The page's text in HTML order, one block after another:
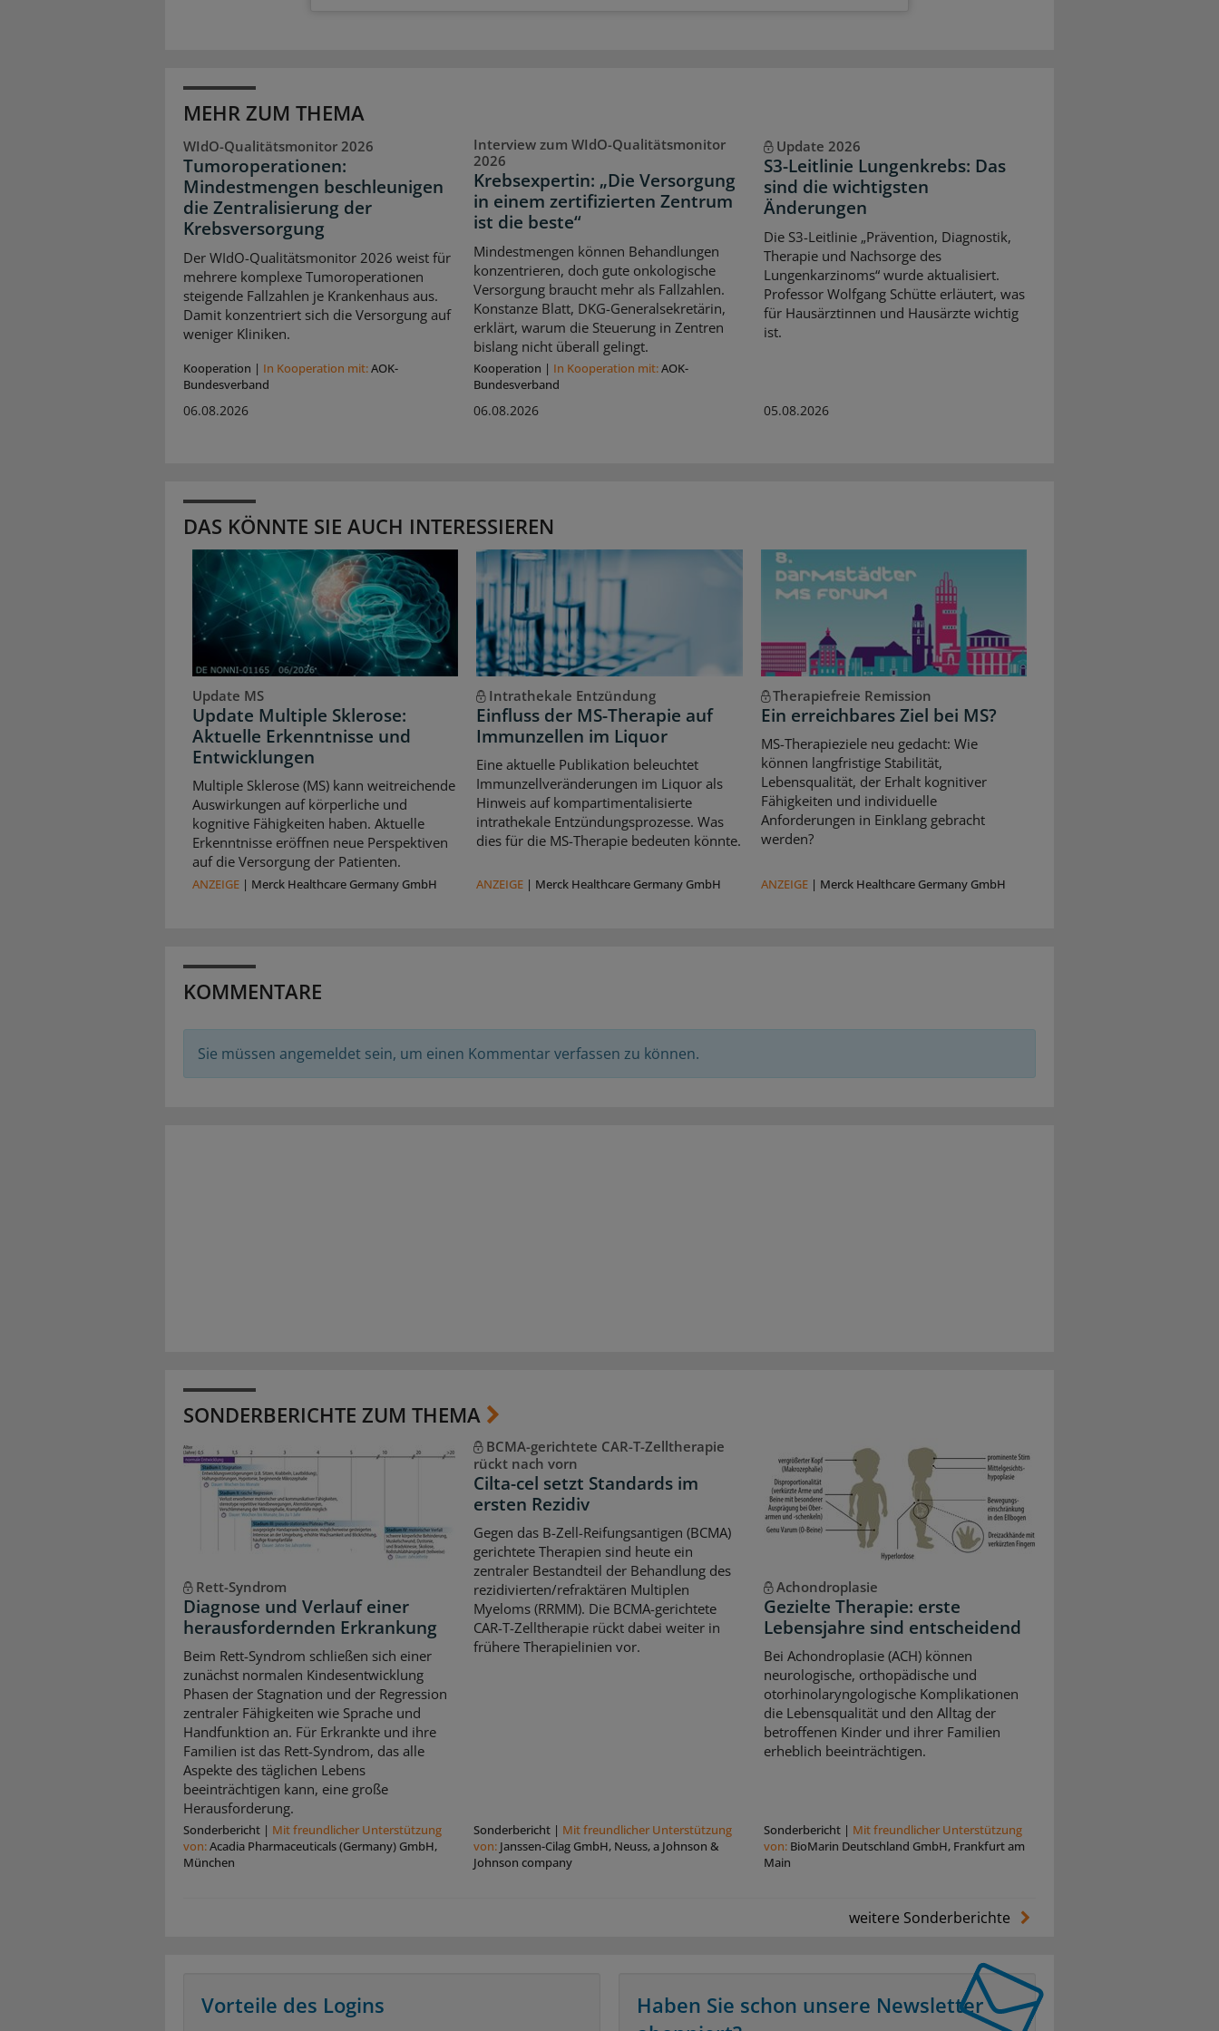
MEHR ZUM THEMA
WIdO-Qualitätsmonitor 2026
Tumoroperationen:
Mindestmengen beschleunigen
die Zentralisierung der
Krebsversorgung
Der WIdO-Qualitätsmonitor 2026 weist für
mehrere komplexe Tumoroperationen
steigende Fallzahlen je Krankenhaus aus.
Damit konzentriert sich die Versorgung auf
weniger Kliniken.
Kooperation | In Kooperation mit:AOK-
Bundesverband
06.08.2026
Interview zum WIdO-Qualitätsmonitor
2026
Krebsexpertin: „Die Versorgung
in einem zertifizierten Zentrum
ist die beste“
Mindestmengen können Behandlungen
konzentrieren, doch gute onkologische
Versorgung braucht mehr als Fallzahlen.
Konstanze Blatt, DKG-Generalsekretärin,
erklärt, warum die Steuerung in Zentren
bislang nicht überall gelingt.
Kooperation | In Kooperation mit:AOK-
Bundesverband
06.08.2026
Update 2026
S3-Leitlinie Lungenkrebs: Das
sind die wichtigsten
Änderungen
Die S3-Leitlinie „Prävention, Diagnostik,
Therapie und Nachsorge des
Lungenkarzinoms“ wurde aktualisiert.
Professor Wolfgang Schütte erläutert, was
für Hausärztinnen und Hausärzte wichtig
ist.
05.08.2026
DAS KÖNNTE SIE AUCH INTERESSIEREN
Update MS
Update Multiple Sklerose:
Aktuelle Erkenntnisse und
Entwicklungen
Multiple Sklerose (MS) kann weitreichende
Auswirkungen auf körperliche und
kognitive Fähigkeiten haben. Aktuelle
Erkenntnisse eröffnen neue Perspektiven
auf die Versorgung der Patienten.
ANZEIGE | Merck Healthcare Germany GmbH
Intrathekale Entzündung
Einfluss der MS-Therapie auf
Immunzellen im Liquor
Eine aktuelle Publikation beleuchtet
Immunzellveränderungen im Liquor als
Hinweis auf kompartimentalisierte
intrathekale Entzündungsprozesse. Was
dies für die MS-Therapie bedeuten könnte.
ANZEIGE | Merck Healthcare Germany GmbH
Therapiefreie Remission
Ein erreichbares Ziel bei MS?
MS-Therapieziele neu gedacht: Wie
können langfristige Stabilität,
Lebensqualität, der Erhalt kognitiver
Fähigkeiten und individuelle
Anforderungen in Einklang gebracht
werden?
ANZEIGE| Merck Healthcare Germany GmbH
KOMMENTARE
Sie müssen angemeldet sein, um einen Kommentar verfassen zu können.
SONDERBERICHTE ZUM THEMA
Rett-Syndrom
Diagnose und Verlauf einer
herausfordernden Erkrankung
Beim Rett-Syndrom schließen sich einer
zunächst normalen Kindesentwicklung
Phasen der Stagnation und der Regression
zentraler Fähigkeiten wie Sprache und
Handfunktion an. Für Erkrankte und ihre
Familien ist das Rett-Syndrom, das alle
Aspekte des täglichen Lebens
beeinträchtigen kann, eine große
Herausforderung.
Sonderbericht | Mit freundlicher Unterstützung
von:Acadia Pharmaceuticals (Germany) GmbH,
München
BCMA-gerichtete CAR-T-Zelltherapie
rückt nach vorn
Cilta-cel setzt Standards im
ersten Rezidiv
Gegen das B-Zell-Reifungsantigen (BCMA)
gerichtete Therapien sind heute ein
zentraler Bestandteil der Behandlung des
rezidivierten/refraktären Multiplen
Myeloms (RRMM). Die BCMA-gerichtete
CAR-T-Zelltherapie rückt dabei weiter in
frühere Therapielinien vor.
Sonderbericht| Mit freundlicher Unterstützung
von: Janssen-Cilag GmbH, Neuss, a Johnson &
Johnson company
Achondroplasie
Gezielte Therapie: erste
Lebensjahre sind entscheidend
Bei Achondroplasie (ACH) können
neurologische, orthopädische und
otorhinolaryngologische Komplikationen
die Lebensqualität und den Alltag der
betroffenen Kinder und ihrer Familien
erheblich beeinträchtigen.
Sonderbericht| Mit freundlicher Unterstützung
von: BioMarin Deutschland GmbH, Frankfurt am
Main
weitere Sonderberichte
Vorteile des Logins
Haben Sie schon unsere Newsletter